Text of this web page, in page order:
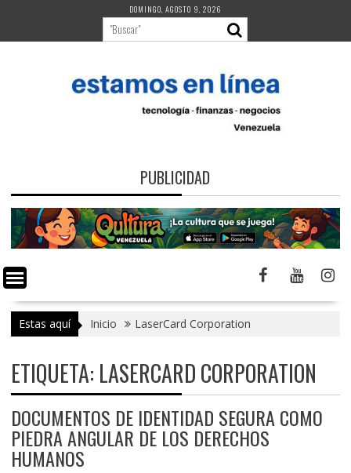
contenido
DOMINGO, AGOSTO 9, 2026
PUBLICIDAD
Estas aquí Inicio LaserCard Corporation
ETIQUETA: LASERCARD CORPORATION
DOCUMENTOS DE IDENTIDAD SEGURA COMO
PIEDRA ANGULAR DE LOS DERECHOS
HUMANOS